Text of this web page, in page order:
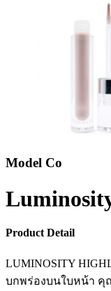
Model Co
Product Detail
LUMINOSITY
บกพร่องบนใบหน้า คุ